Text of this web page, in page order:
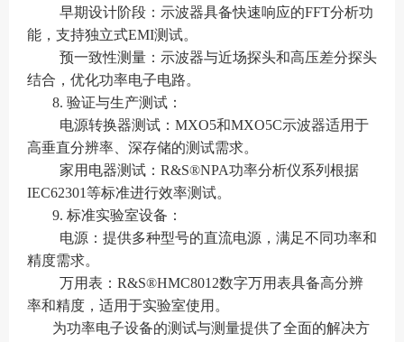
早期设计阶段：示波器具备快速响应的FFT分析功
能，支持独立式EMI测试。
预一致性测量：示波器与近场探头和高压差分探头
结合，优化功率电子电路。
8. 验证与生产测试：
电源转换器测试：MXO5和MXO5C示波器适用于
高垂直分辨率、深存储的测试需求。
家用电器测试：R&S®NPA功率分析仪系列根据
IEC62301等标准进行效率测试。
9. 标准实验室设备：
电源：提供多种型号的直流电源，满足不同功率和
精度需求。
万用表：R&S®HMC8012数字万用表具备高分辨
率和精度，适用于实验室使用。
为功率电子设备的测试与测量提供了全面的解决方